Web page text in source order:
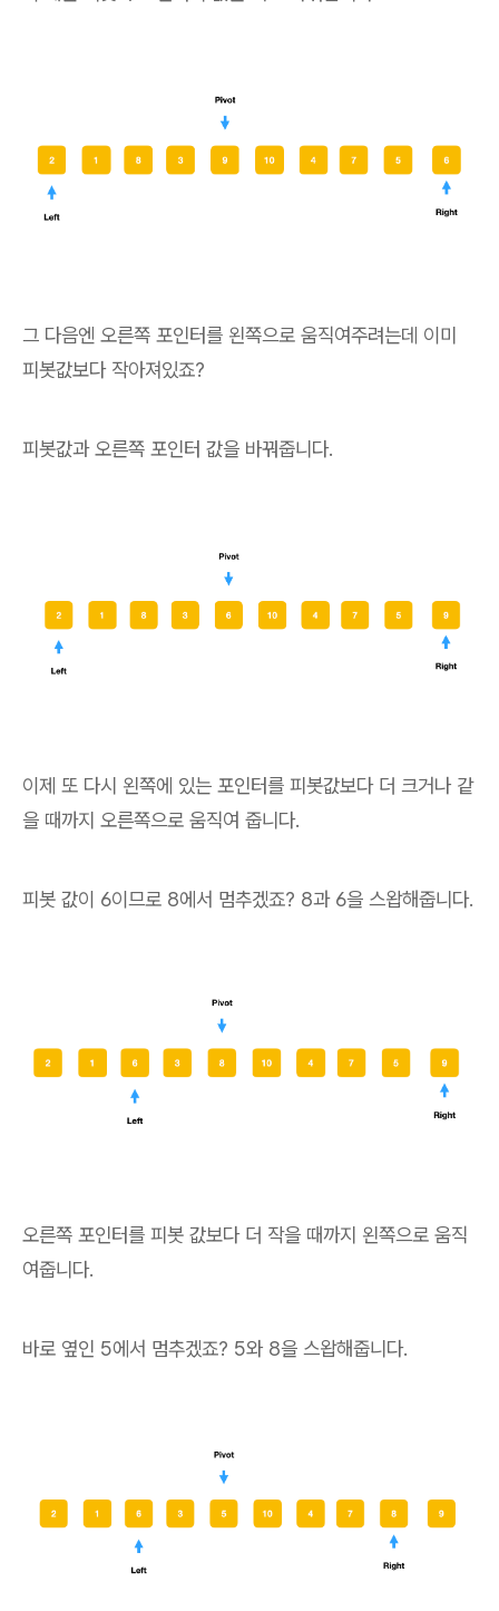
그 다음엔 오른쪽 포인터를 왼쪽으로 움직여주려는데 이미
피봇값보다 작아져있죠?
피봇값과 오른쪽 포인터 값을 바꿔줍니다.
이제 또 다시 왼쪽에 있는 포인터를 피봇값보다 더 크거나 같
을 때까지 오른쪽으로 움직여 줍니다.
피봇 값이 6이므로 8에서 멈추겠죠? 8과 6을 스왑해줍니다.
오른쪽 포인터를 피봇 값보다 더 작을 때까지 왼쪽으로 움직
여줍니다.
바로 옆인 5에서 멈추겠죠? 5와 8을 스왑해줍니다.